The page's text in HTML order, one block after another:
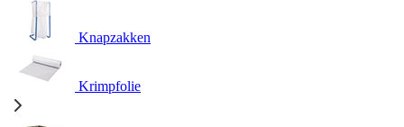
Knapzakken
Krimpfolie